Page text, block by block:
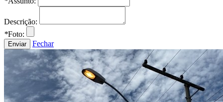
Descrição:
*Foto:
Fechar